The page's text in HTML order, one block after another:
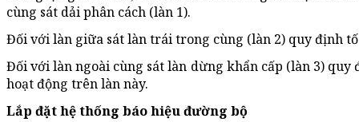
cùng sát dải phân cách (làn 1).
Đối với làn giữa sát làn trái trong cùng (làn 2) quy định
Đối với làn ngoài cùng sát làn dừng khẩn cấp (làn 3)
hoạt động trên làn này.
Lắp đặt hệ thống báo hiệu đường bộ